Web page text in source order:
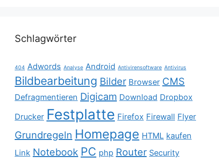
Schlagwörter
404 Adwords Analyse Android Antivirensoftware Antivirus
Bildbearbeitung Bilder Browser CMS
Defragmentieren Digicam Download Dropbox
Drucker Festplatte Firefox Firewall Flyer
Grundregeln Homepage HTML kaufen
Link Notebook PC php Router Security